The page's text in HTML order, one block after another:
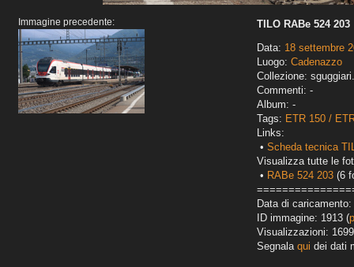
Immagine precedente:
TILO RABe 524 203
Data: 18 settembre
Luogo: Cadenazzo
Collezione:
Commenti: -
Album: -
Tags: ETR 150 /
Links:
• Scheda tecnica
Visualizza tutte le
• RABe 524 203 (6
Data di
ID immagine: 1913 (
Visualizzazioni: 1699
Segnala qui dei dati